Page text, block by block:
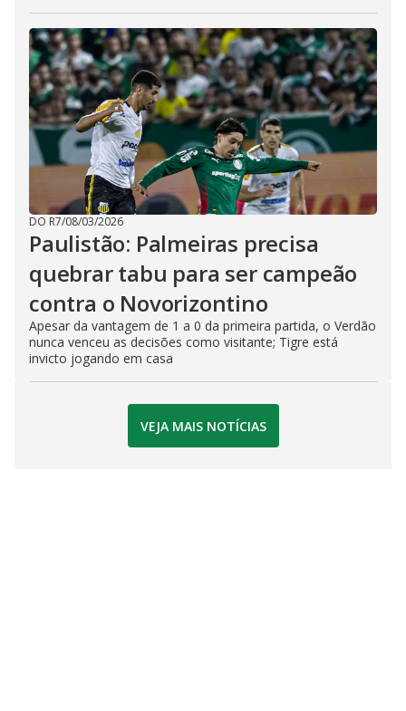
DO R7/08/03/2026
Paulistão: Palmeiras precisa
quebrar tabu para ser campeão
contra o Novorizontino
Apesar da vantagem de 1 a 0 da primeira partida, o Verdão
nunca venceu as decisões como visitante; Tigre está
invicto jogando em casa
VEJA MAIS NOTÍCIAS